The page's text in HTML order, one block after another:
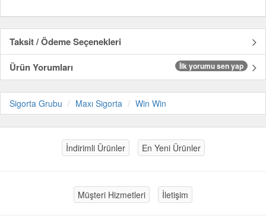
Taksit / Ödeme Seçenekleri
Ürün Yorumları
İlk yorumu sen yap
Sigorta Grubu Maxı Sigorta Win Win
İndirimli Ürünler En Yeni Ürünler
Müşteri Hizmetleri İletişim